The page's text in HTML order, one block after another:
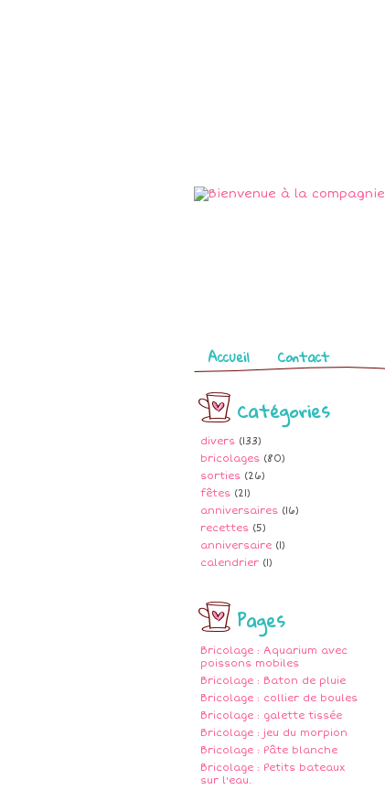
Pages
Accueil Contact
Catégories
divers (133)
bricolages (80)
sorties (26)
fêtes (21)
anniversaires (16)
recettes (5)
anniversaire (1)
calendrier (1)
Pages
Bricolage : Aquarium avec
poissons mobiles
Bricolage : Baton de pluie
Bricolage : collier de boules
Bricolage : galette tissée
Bricolage : jeu du morpion
Bricolage : Pâte blanche
Bricolage : Petits bateaux
sur l'eau.